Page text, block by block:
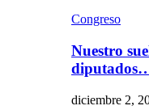
Congreso
Nuestro
diciembre 2,